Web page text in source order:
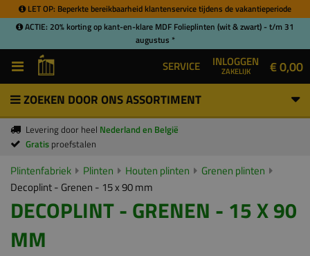
LET OP: Beperkte bereikbaarheid klantenservice tijdens de vakantieperiode
ACTIE: 20% korting op kant-en-klare MDF Folieplinten (wit & zwart) - t/m 31
augustus *
SERVICE INLOGGEN
ZAKELIJK € 0,00
ZOEKEN DOOR ONS ASSORTIMENT
Levering door heel Nederland en België
Gratis proefstalen
Plintenfabriek Plinten Houten plinten
Grenen plinten
Decoplint - Grenen - 15 x 90 mm
DECOPLINT - GRENEN - 15 X 90
MM